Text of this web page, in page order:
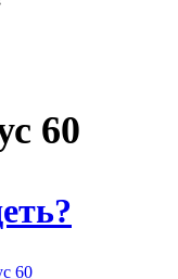
60
60